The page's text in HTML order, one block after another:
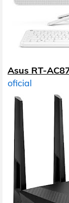
Asus RT-
oficial